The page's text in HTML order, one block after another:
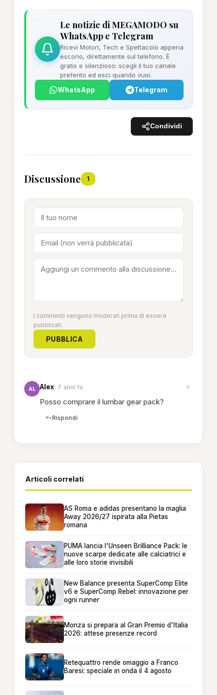
Le notizie di MEGAMODO su
WhatsApp e Telegram
Ricevi Motori, Tech e Spettacolo appena
escono, direttamente sul telefono. È
gratis e silenzioso: scegli il tuo canale
preferito ed esci quando vuoi.
WhatsApp Telegram
Condividi
Discussione 1
I commenti vengono moderati prima di essere
pubblicati.
PUBBLICA
AL Alex· 7 anni fa #
Posso comprare il lumbar gear pack?
Rispondi
Articoli correlati
AS Roma e adidas presentano la maglia
Away 2026/27 ispirata alla Pietas
romana
PUMA lancia l'Unseen Brilliance Pack: le
nuove scarpe dedicate alle calciatrici e
alle loro storie invisibili
New Balance presenta SuperComp Elite
v6 e SuperComp Rebel: innovazione per
ogni runner
Monza si prepara al Gran Premio d'Italia
2026: attese presenze record
Retequattro rende omaggio a Franco
Baresi: speciale in onda il 4 agosto